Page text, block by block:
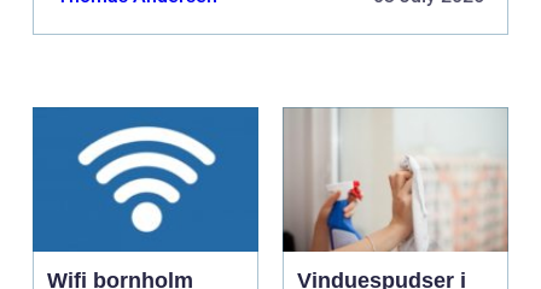
Wifi bornholm
Vinduespudser i